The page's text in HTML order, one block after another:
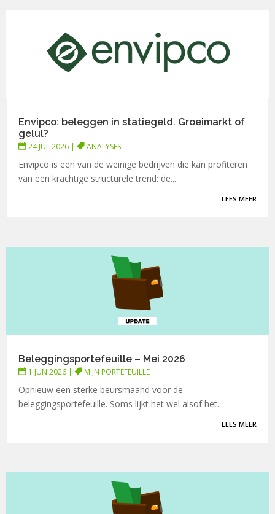
Envipco: beleggen in statiegeld. Groeimarkt of
gelul?
24 JUL 2026 | ANALYSES
Envipco is een van de weinige bedrijven die kan profiteren
van een krachtige structurele trend: de...
LEES MEER
Beleggingsportefeuille – Mei 2026
1 JUN 2026 | MIJN PORTEFEUILLE
Opnieuw een sterke beursmaand voor de
beleggingsportefeuille. Soms lijkt het wel alsof het...
LEES MEER